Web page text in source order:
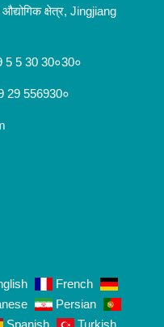
क्षेत्र, Jingjiang
5 5 30 30०30०
29 556930०
French
Persian
Spanish Turkish